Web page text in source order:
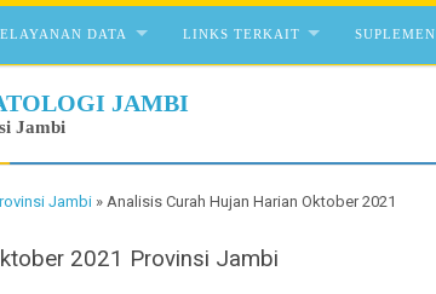
DATA LINKS TERKAIT SUPLEMEN
JAMBI
Jambi
Jambi » Analisis Curah Hujan Harian Oktober 2021
2021 Provinsi Jambi